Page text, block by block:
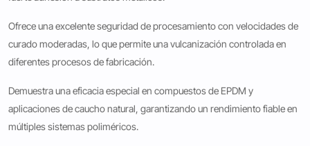
Ofrece una excelente seguridad de procesamiento con velocidades de
curado moderadas, lo que permite una vulcanización controlada en
diferentes procesos de fabricación.
Demuestra una eficacia especial en compuestos de EPDM y
aplicaciones de caucho natural, garantizando un rendimiento fiable en
múltiples sistemas poliméricos.